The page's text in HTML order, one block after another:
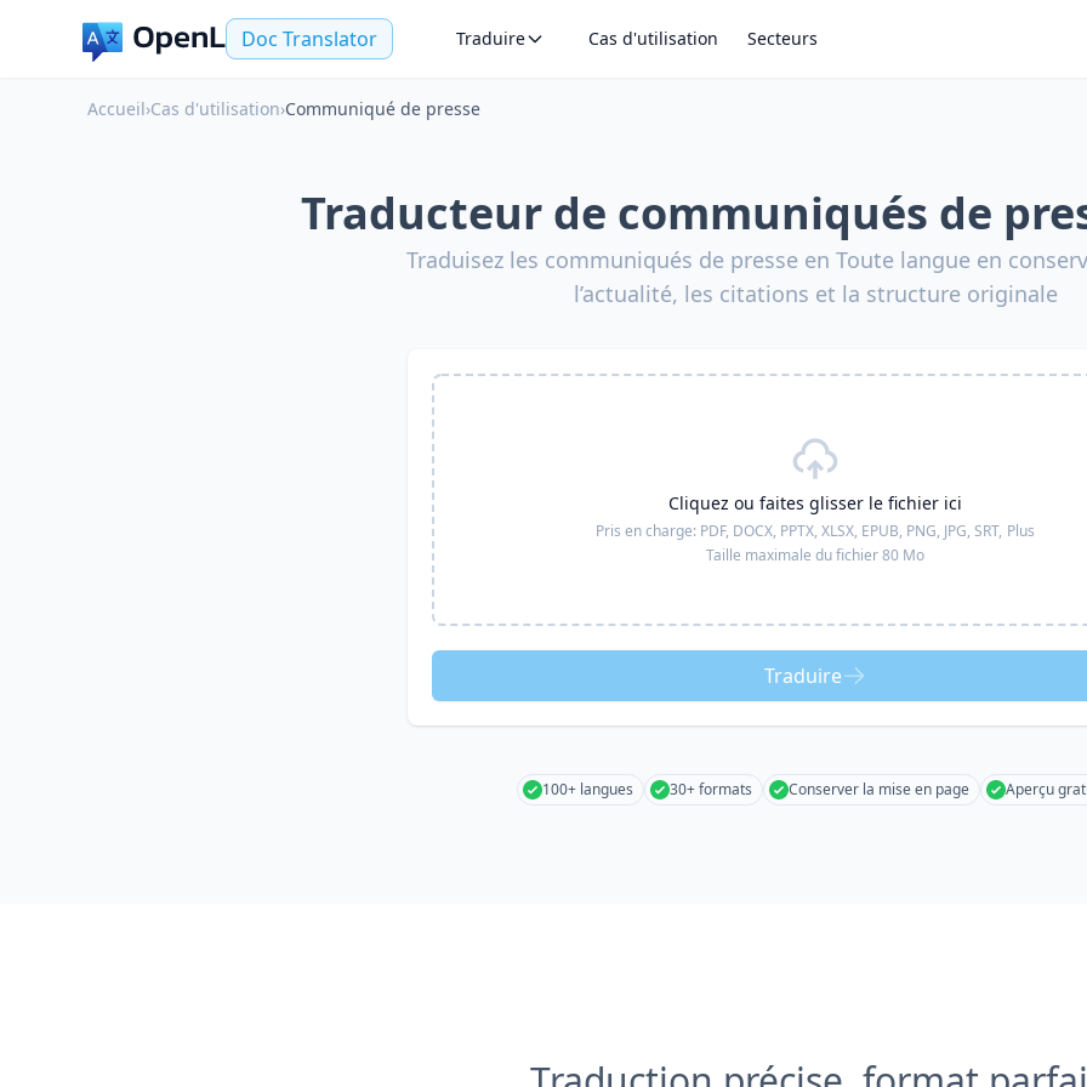
Doc Translator Traduire Cas d'utilisation Secteurs
Accueil›Cas d'utilisation›Communiqué de presse
Traducteur de communiqués de
Traduisez les communiqués de presse en Toute langue en
l’actualité, les citations et la structure originale
Cliquez ou faites glisser le fichier ici
Pris en charge: PDF, DOCX, PPTX, XLSX, EPUB, PNG, JPG, SRT, Plus
Taille maximale du fichier 80 Mo
Traduire
100+ langues 30+ formats Conserver la mise en page Aperçu